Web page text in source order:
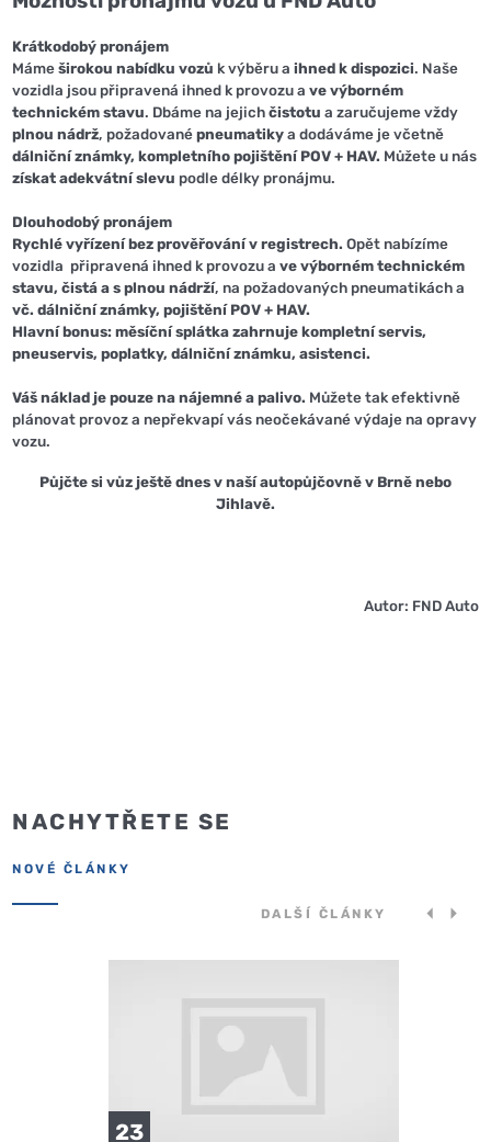
Krátkodobý pronájem
Mámeširokou nabídku vozů k výběru aihned k dispozici. Naše
vozidla jsou připravená ihned k provozu ave výborném
technickém stavu. Dbáme na jejichčistotua zaručujeme vždy
plnou nádrž, požadovanépneumatikya dodáváme je včetně
dálniční známky, kompletního pojištění POV + HAV. Můžete u nás
získat adekvátní slevu podle délky pronájmu.
Dlouhodobý pronájem
Rychlé vyřízení bez prověřování v registrech. Opět nabízíme
vozidla připravená ihned k provozu ave výborném technickém
stavu, čistá a s plnou nádrží, na požadovaných pneumatikách a
vč. dálniční známky, pojištění POV + HAV.
Hlavní bonus: měsíční splátka zahrnuje kompletní servis,
pneuservis, poplatky, dálniční známku, asistenci.
Váš náklad je pouze na nájemné a palivo. Můžete tak efektivně
plánovat provoz a nepřekvapí vás neočekávané výdaje na opravy
vozu.
Půjčte si vůz ještě dnes v naší autopůjčovně v Brně nebo
Jihlavě.
Autor: FND Auto
NACHYTŘETE SE
NOVÉ ČLÁNKY
DALŠÍ ČLÁNKY
23